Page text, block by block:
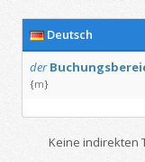
Deutsch
der
{m}
Keine indirekten